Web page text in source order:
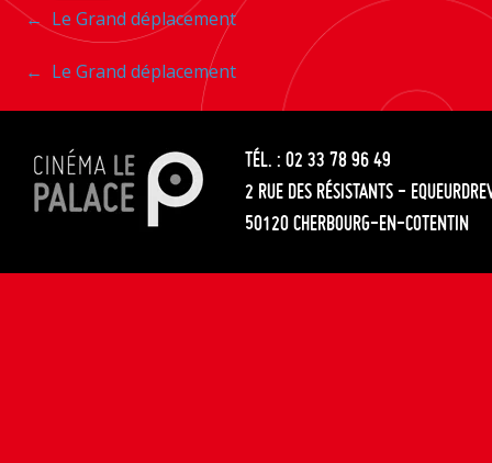
Navigation
entre
les
articles
← Le Grand déplacement
Navigation
entre
les
articles
← Le Grand déplacement
TÉL. : 02 33 78 96 49
2 RUE DES RÉSISTANTS -
50120 CHERBOURG-EN-COTENTIN